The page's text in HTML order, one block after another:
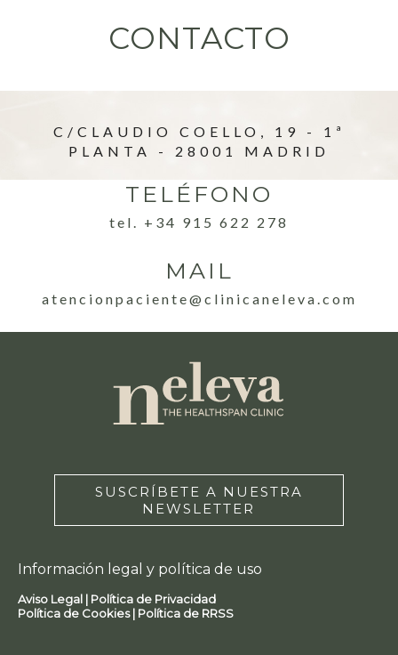
CONTACTO
C/CLAUDIO COELLO, 19 - 1ª
PLANTA - 28001 MADRID
TELÉFONO
tel. +34 915 622 278
MAIL
atencionpaciente@clinicaneleva.com
SUSCRÍBETE A NUESTRA
NEWSLETTER
Información legal y política de uso
Aviso Legal | Política de Privacidad
Política de Cookies | Política de RRSS